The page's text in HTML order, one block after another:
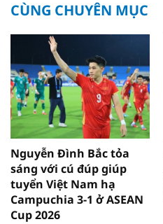
CÙNG CHUYÊN MỤC
Nguyễn Đình Bắc tỏa
sáng với cú đúp giúp
tuyển Việt Nam hạ
Campuchia 3-1 ở ASEAN
Cup 2026